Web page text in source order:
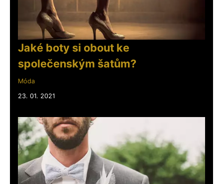
Jaké boty si obout ke
společenským šatům?
Móda
23. 01. 2021